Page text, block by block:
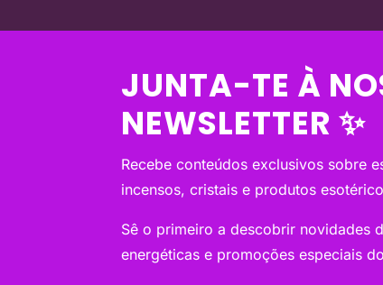
JUNTA-TE À
NEWSLETTER ✨
Recebe conteúdos exclusivos sobre
incensos, cristais e produtos
Sê o primeiro a descobrir novidades
energéticas e promoções especiais